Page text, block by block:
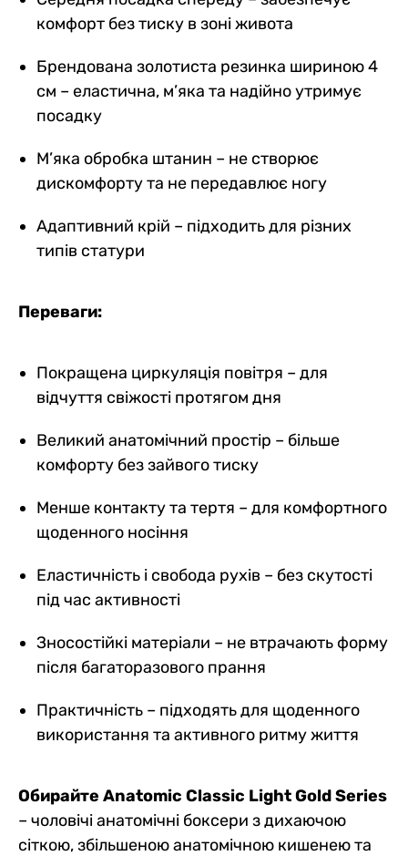
комфорт без тиску в зоні живота
Брендована золотиста резинка шириною 4
см – еластична, м’яка та надійно утримує
посадку
М’яка обробка штанин – не створює
дискомфорту та не передавлює ногу
Адаптивний крій – підходить для різних
типів статури
Переваги:
Покращена циркуляція повітря – для
відчуття свіжості протягом дня
Великий анатомічний простір – більше
комфорту без зайвого тиску
Менше контакту та тертя – для комфортного
щоденного носіння
Еластичність і свобода рухів – без скутості
під час активності
Зносостійкі матеріали – не втрачають форму
після багаторазового прання
Практичність – підходять для щоденного
використання та активного ритму життя
Обирайте Anatomic Classic Light Gold Series
– чоловічі анатомічні боксери з дихаючою
сіткою, збільшеною анатомічною кишенею та